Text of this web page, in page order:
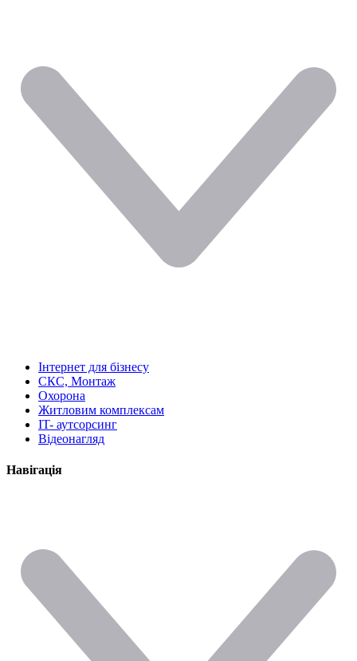
Інтернет для бізнесу
СКС, Монтаж
Охорона
Житловим комплексам
IT- аутсорсинг
Відеонагляд
Навігація